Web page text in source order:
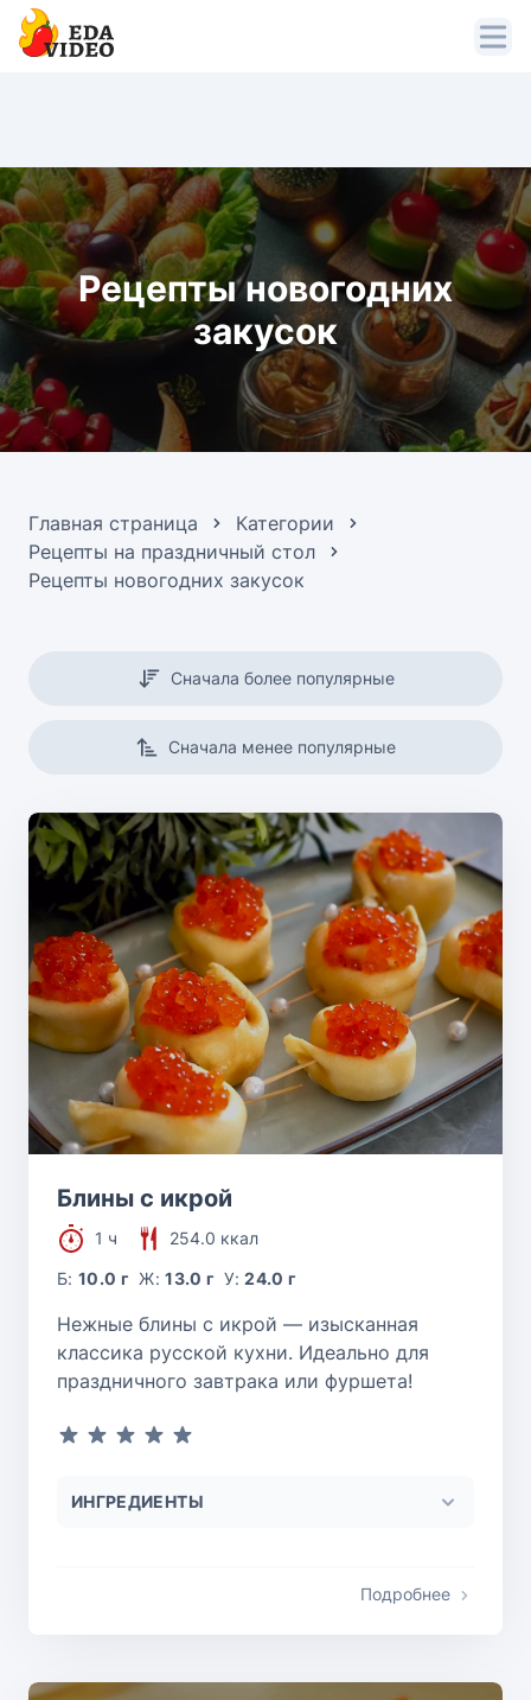
Рецепты новогодних
закусок
Главная страница
Категории
Рецепты на праздничный стол
Рецепты новогодних закусок
Сначала более популярные
Сначала менее популярные
Блины с икрой
1 ч
254.0 ккал
Б:10.0 г Ж:13.0 г У:24.0 г
Нежные блины с икрой — изысканная
классика русской кухни. Идеально для
праздничного завтрака или фуршета!
ИНГРЕДИЕНТЫ
Подробнее